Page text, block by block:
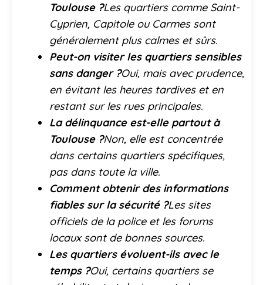
Toulouse ?Les quartiers comme Saint-
Cyprien, Capitole ou Carmes sont
généralement plus calmes et sûrs.
Peut-on visiter les quartiers sensibles
sans danger ?Oui, mais avec prudence,
en évitant les heures tardives et en
restant sur les rues principales.
La délinquance est-elle partout à
Toulouse ?Non, elle est concentrée
dans certains quartiers spécifiques,
pas dans toute la ville.
Comment obtenir des informations
fiables sur la sécurité ?Les sites
officiels de la police et les forums
locaux sont de bonnes sources.
Les quartiers évoluent-ils avec le
temps ?Oui, certains quartiers se